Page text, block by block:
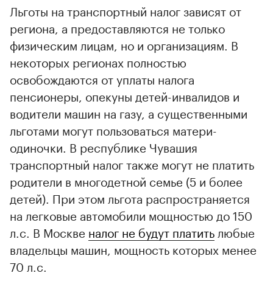
Льготы на транспортный налог зависят от
региона, а предоставляются не только
физическим лицам, но и организациям. В
некоторых регионах полностью
освобождаются от уплаты налога
пенсионеры, опекуны детей-инвалидов и
водители машин на газу, а существенными
льготами могут пользоваться матери-
одиночки. В республике Чувашия
транспортный налог также могут не платить
родители в многодетной семье (5 и более
детей). При этом льгота распространяется
на легковые автомобили мощностью до 150
л.с. В Москве налог не будут платить любые
владельцы машин, мощность которых менее
70 л.с.